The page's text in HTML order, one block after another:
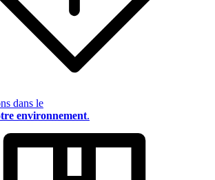
dans le
environnement.